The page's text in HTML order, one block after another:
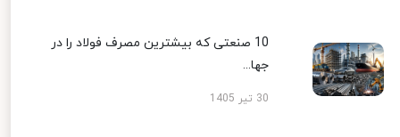
10 صنعتی که بیشترین مصرف فولاد را در
جها...
30 تیر 1405